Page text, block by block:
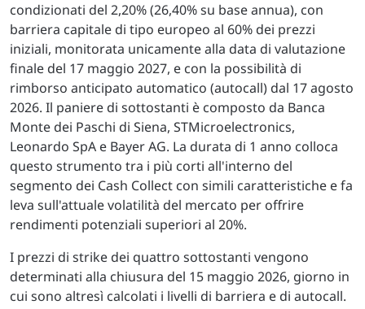
condizionati del 2,20% (26,40% su base annua), con
barriera capitale di tipo europeo al 60% dei prezzi
iniziali, monitorata unicamente alla data di valutazione
finale del 17 maggio 2027, e con la possibilità di
rimborso anticipato automatico (autocall) dal 17 agosto
2026. Il paniere di sottostanti è composto da Banca
Monte dei Paschi di Siena, STMicroelectronics,
Leonardo SpA e Bayer AG. La durata di 1 anno colloca
questo strumento tra i più corti all'interno del
segmento dei Cash Collect con simili caratteristiche e fa
leva sull'attuale volatilità del mercato per offrire
rendimenti potenziali superiori al 20%.
I prezzi di strike dei quattro sottostanti vengono
determinati alla chiusura del 15 maggio 2026, giorno in
cui sono altresì calcolati i livelli di barriera e di autocall.